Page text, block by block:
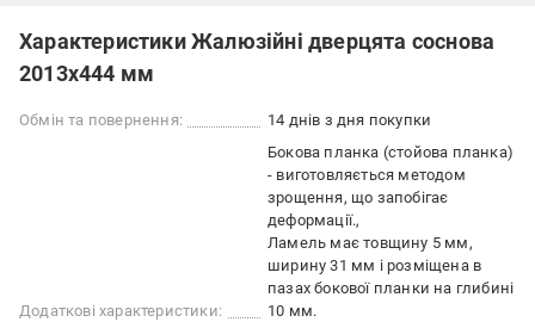
Характеристики Жалюзійні дверцята соснова
2013х444 мм
Обмін та повернення: 14 днів з дня покупки
Додаткові характеристики:
Бокова планка (стойова планка)
- виготовляється методом
зрощення, що запобігає
деформації.
Ламель має товщину 5 мм,
ширину 31 мм і розміщена в
пазах бокової планки на глибині
10 мм.